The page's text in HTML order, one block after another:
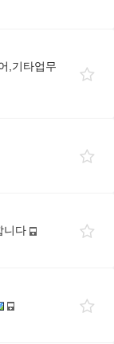
,기타업무
니다